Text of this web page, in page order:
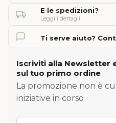
E le spedizioni?
Leggi i dettagli
Ti serve aiuto?
Iscriviti alla Newsletter
sul tuo primo ordine
La promozione non è
iniziative in corso